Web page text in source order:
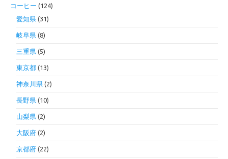
コーヒー (124)
愛知県 (31)
岐阜県 (8)
三重県 (5)
東京都 (13)
神奈川県 (2)
長野県 (10)
山梨県 (2)
大阪府 (2)
京都府 (22)